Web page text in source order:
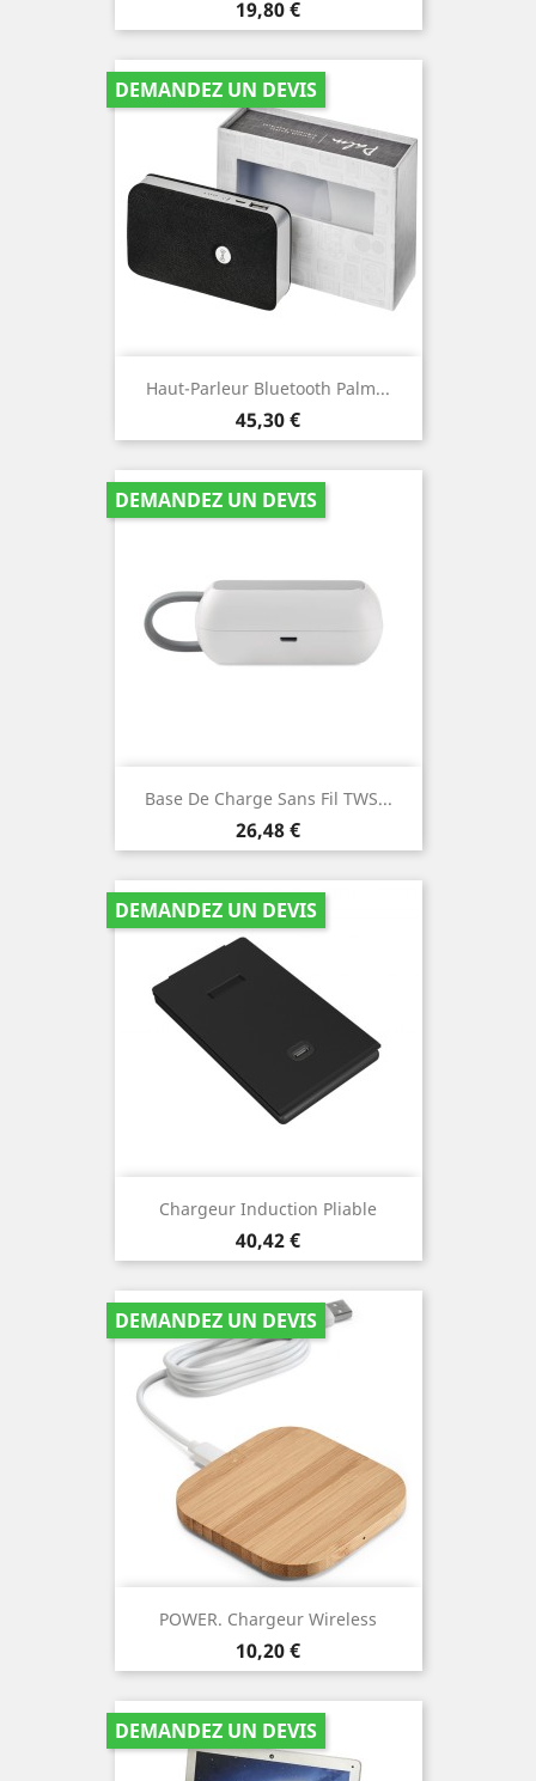
Prix
19,80 €
Haut-Parleur Bluetooth Palm...
Prix
45,30 €
DEMANDEZ UN DEVIS
Base De Charge Sans Fil TWS...
Prix
26,48 €
DEMANDEZ UN DEVIS
Chargeur Induction Pliable
Prix
40,42 €
DEMANDEZ UN DEVIS
POWER. Chargeur Wireless
Prix
10,20 €
DEMANDEZ UN DEVIS
DEMANDEZ UN DEVIS